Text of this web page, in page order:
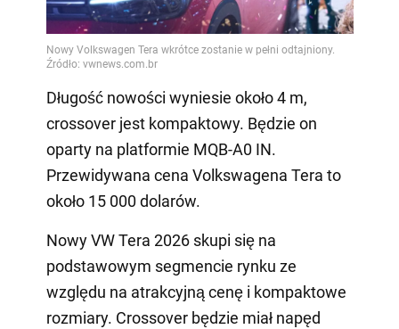
Długość nowości wyniesie około 4 m,
crossover jest kompaktowy. Będzie on
oparty na platformie MQB-A0 IN.
Przewidywana cena Volkswagena Tera to
około 15 000 dolarów.
Nowy VW Tera 2026 skupi się na
podstawowym segmencie rynku ze
względu na atrakcyjną cenę i kompaktowe
rozmiary. Crossover będzie miał napęd